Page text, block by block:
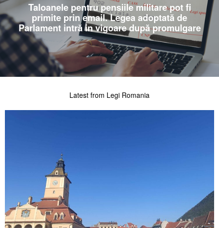
Taloanele pentru pensiile militare pot fi
primite prin email. Legea adoptată de
Parlament intră in vigoare după promulgare
Latest from Legi Romania